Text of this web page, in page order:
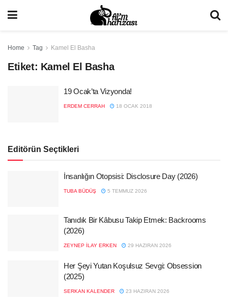
Home Tag Kamel El Basha
Etiket: Kamel El Basha
19 Ocak’ta Vizyonda!
ERDEM CERRAH 18 OCAK 2018
Editörün Seçtikleri
İnsanlığın Otopsisi: Disclosure Day (2026)
TUBA BÜDÜŞ 5 TEMMUZ 2026
Tanıdık Bir Kâbusu Takip Etmek: Backrooms
(2026)
ZEYNEP İLAY ERKEN 29 HAZIRAN 2026
Her Şeyi Yutan Koşulsuz Sevgi: Obsession
(2025)
SERKAN KALENDER 23 HAZIRAN 2026